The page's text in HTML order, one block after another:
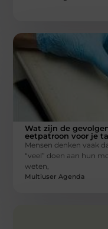
Wat zijn de
eetpatroon voor je
Mensen denken vaak
“veel” doen aan hun
weten,
Multiuser Agenda